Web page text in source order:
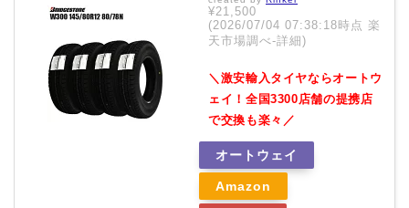
¥21,500
(2026/07/04 07:38:18時点 楽
天市場調べ-詳細)
＼激安輸入タイヤならオートウ
ェイ！全国3300店舗の提携店
で交換も楽々／
オートウェイ
Amazon